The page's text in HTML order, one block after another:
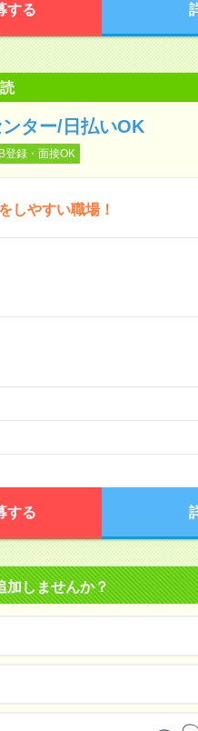
する
ター/日払いOK
登録・面接OK
しやすい職場！
する
加しませんか？